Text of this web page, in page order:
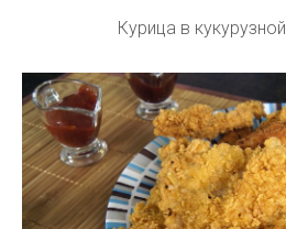
Курица в